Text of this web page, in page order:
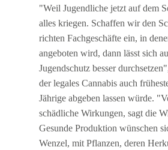
"Weil Jugendliche jetzt auf dem
alles kriegen. Schaffen wir den
richten Fachgeschäfte ein, in
angeboten wird, dann lässt sich
Jugendschutz besser
der legales Cannabis auch
Jährige abgeben lassen würde.
schädliche Wirkungen, sagt die
Gesunde Produktion wünschen
Wenzel, mit Pflanzen, deren